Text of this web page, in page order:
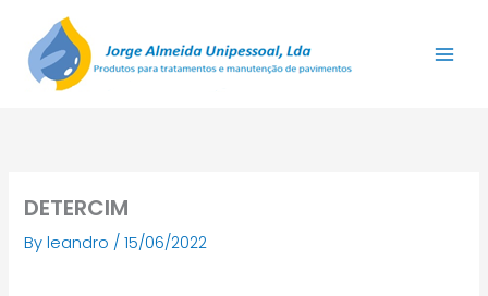
content
DETERCIM
Byleandro /15/06/2022